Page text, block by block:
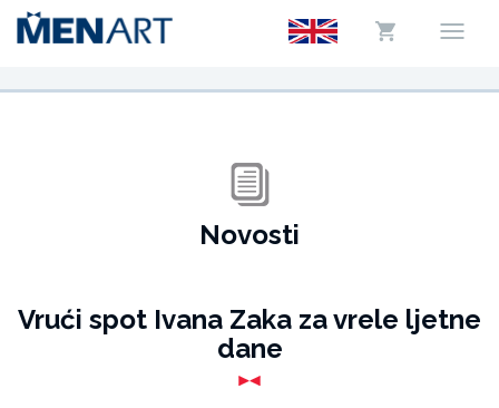
Novosti
Vrući spot Ivana Zaka za vrele ljetne
dane